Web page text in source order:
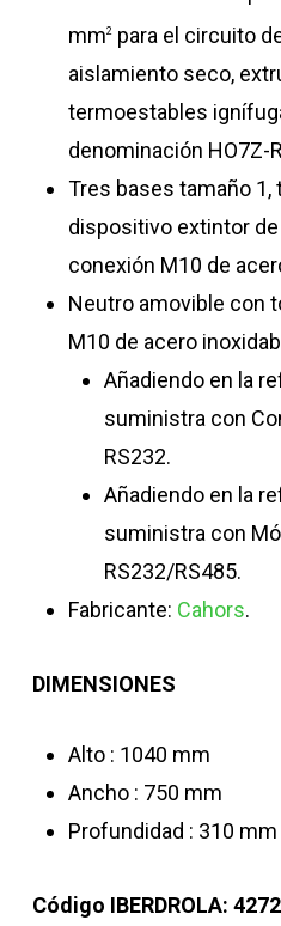
mm2para el circuito
aislamiento seco,
termoestables
denominación HO7Z-
Tres bases tamaño 1,
dispositivo extintor
conexión M10 de
Neutro amovible con
M10 de acero
Añadiendo en la
suministra con
RS232.
Añadiendo en la
suministra con
RS232/RS485.
Fabricante: Cahors.
DIMENSIONES
Alto : 1040 mm
Ancho : 750 mm
Profundidad : 310 mm
Código IBERDROLA: